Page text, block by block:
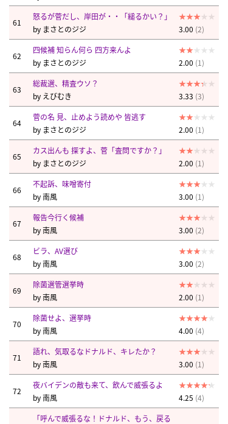
61
怒るが菅だし、岸田が・・「縋るかい？」
by まさとのジジ 3.00 (2)
62
四候補 知らん何ら 四方来んよ
by まさとのジジ 2.00 (1)
63
総裁選、精査ウソ？
by えびむき 3.33 (3)
64
菅の名 見、止めよう読めや 皆逃す
by まさとのジジ 2.00 (1)
65
カス出んも 探すよ、菅「査問ですか？」
by まさとのジジ 2.00 (1)
66
不起訴、味噌寄付
by南風 3.00 (1)
67
報告今行く候補
by南風 3.00 (2)
68
ビラ、AV選び
by南風 3.00 (2)
69
除菌選管選挙時
by南風 2.00 (1)
70
除菌せよ、選挙時
by南風 4.00 (4)
71
語れ、気取るなドナルド、キレたか？
by南風 3.00 (1)
72
夜バイデンの敵も来て、飲んで威張るよ
by南風 4.25 (4)
「呼んで威張るな！ドナルド、もう、戻る